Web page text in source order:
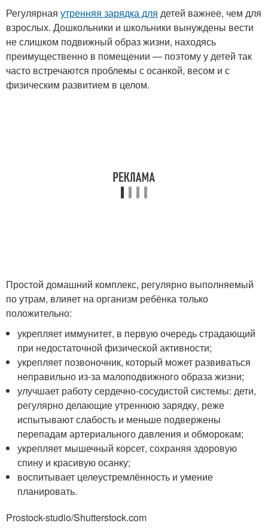
Регулярная утренняя зарядка для детей важнее, чем для
взрослых. Дошкольники и школьники вынуждены вести
не слишком подвижный образ жизни, находясь
преимущественно в помещении — поэтому у детей так
часто встречаются проблемы с осанкой, весом и с
физическим развитием в целом.
Простой домашний комплекс, регулярно выполняемый
по утрам, влияет на организм ребёнка только
положительно:
укрепляет иммунитет, в первую очередь страдающий
при недостаточной физической активности;
укрепляет позвоночник, который может развиваться
неправильно из-за малоподвижного образа жизни;
улучшает работу сердечно-сосудистой системы: дети,
регулярно делающие утреннюю зарядку, реже
испытывают слабость и меньше подвержены
перепадам артериального давления и обморокам;
укрепляет мышечный корсет, сохраняя здоровую
спину и красивую осанку;
воспитывает целеустремлённость и умение
планировать.
Prostock-studio/Shutterstock.com